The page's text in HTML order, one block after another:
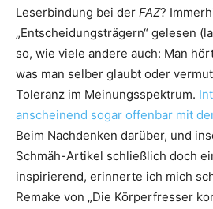
Leserbindung bei der FAZ?
„Entscheidungsträgern“ gelesen
so, wie viele andere auch: Man
was man selber glaubt oder
Toleranz im Meinungsspektrum.
anscheinend sogar offenbar mit
Beim Nachdenken darüber, und
Schmäh-Artikel schließlich doch
inspirierend, erinnerte ich mich
Remake von „Die Körperfresser